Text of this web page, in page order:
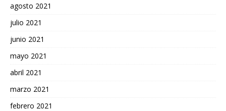
agosto 2021
julio 2021
junio 2021
mayo 2021
abril 2021
marzo 2021
febrero 2021